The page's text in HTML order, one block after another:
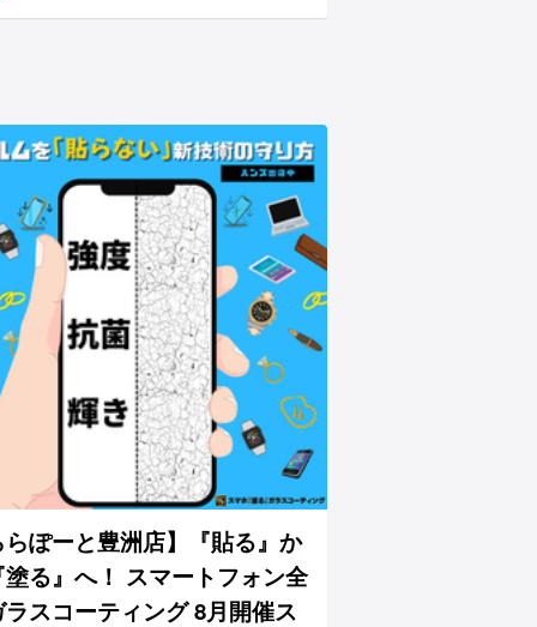
ぽーと豊洲店】『貼る』か
る』へ！ スマートフォン全
スコーティング 8月開催ス